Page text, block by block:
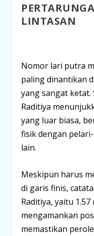
LINTASAN
Nomor lari putra
paling dinantikan
yang sangat ketat.
Raditiya
yang luar biasa,
fisik dengan
lain.
Meskipun harus
di garis finis,
Raditiya, yaitu
mengamankan
memastikan